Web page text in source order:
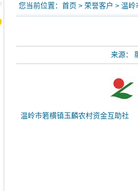
您当前位置：首页 >荣誉客户 > 温岭
来源：
温岭市箬横镇玉麟农村资金互助社